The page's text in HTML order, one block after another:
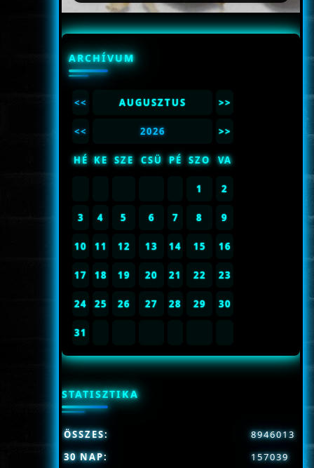
ARCHÍVUM
<< AUGUSZTUS >>
<< 2026 >>
HÉ KE SZE CSÜ PÉ SZO VA
1 2
3 4 5 6 7 8 9
10 11 12 13 14 15 16
17 18 19 20 21 22 23
24 25 26 27 28 29 30
31
STATISZTIKA
ÖSSZES:
8946013
30 NAP:
157039